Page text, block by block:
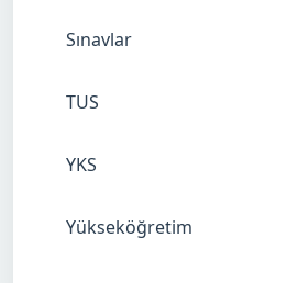
Sınavlar
TUS
YKS
Yükseköğretim